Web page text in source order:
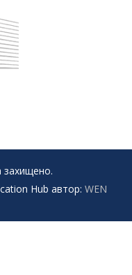
захищено.
Hub автор: WEN